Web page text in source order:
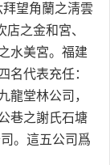
望角蘭之淸雲
之金和宮、
水美宮。福建
名代表充任：
龍堂林公司，
巷之謝氏石塘
。這五公司爲